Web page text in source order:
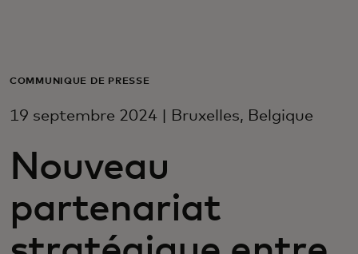
Pour l’entreprise
Pour les innovateurs
Actualités et tendances
COMMUNIQUÉ DE PRESSE
19 septembre 2024 | Bruxelles, Belgique
Nouveau
partenariat